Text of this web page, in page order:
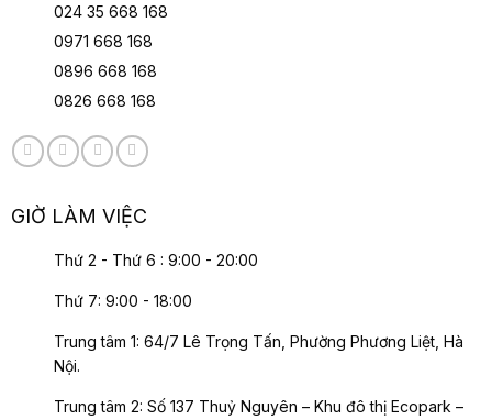
024 35 668 168
0971 668 168
0896 668 168
0826 668 168
GIỜ LÀM VIỆC
Thứ 2 - Thứ 6 : 9:00 - 20:00
Thứ 7: 9:00 - 18:00
Trung tâm 1: 64/7 Lê Trọng Tấn, Phường Phương Liệt, Hà
Nội.
Trung tâm 2: Số 137 Thuỷ Nguyên – Khu đô thị Ecopark –